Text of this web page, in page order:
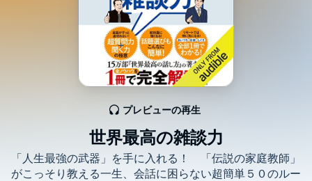
世界最高の雑談力
「人生最強の武器」を手に入れる！ 「伝説の家庭教師」
がこっそり教える一生、会話に困らない超簡単５０のルー
プレビューの再生